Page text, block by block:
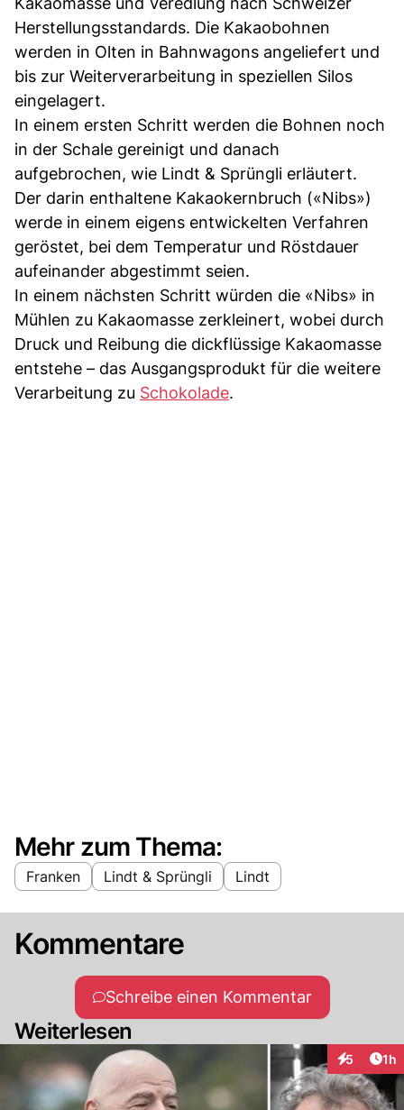
Herstellungsstandards. Die Kakaobohnen
werden in Olten in Bahnwagons angeliefert und
bis zur Weiterverarbeitung in speziellen Silos
eingelagert.
In einem ersten Schritt werden die Bohnen noch
in der Schale gereinigt und danach
aufgebrochen, wie Lindt & Sprüngli erläutert.
Der darin enthaltene Kakaokernbruch («Nibs»)
werde in einem eigens entwickelten Verfahren
geröstet, bei dem Temperatur und Röstdauer
aufeinander abgestimmt seien.
In einem nächsten Schritt würden die «Nibs» in
Mühlen zu Kakaomasse zerkleinert, wobei durch
Druck und Reibung die dickflüssige Kakaomasse
entstehe – das Ausgangsprodukt für die weitere
Verarbeitung zu Schokolade.
Mehr zum Thema:
Franken Lindt & Sprüngli Lindt
Kommentare
Schreibe einen Kommentar
Weiterlesen
5 1h